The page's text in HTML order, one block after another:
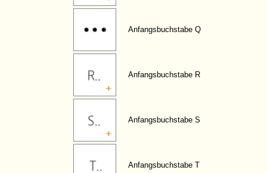
Anfangsbuchstabe Q
Anfangsbuchstabe R
Anfangsbuchstabe S
Anfangsbuchstabe T